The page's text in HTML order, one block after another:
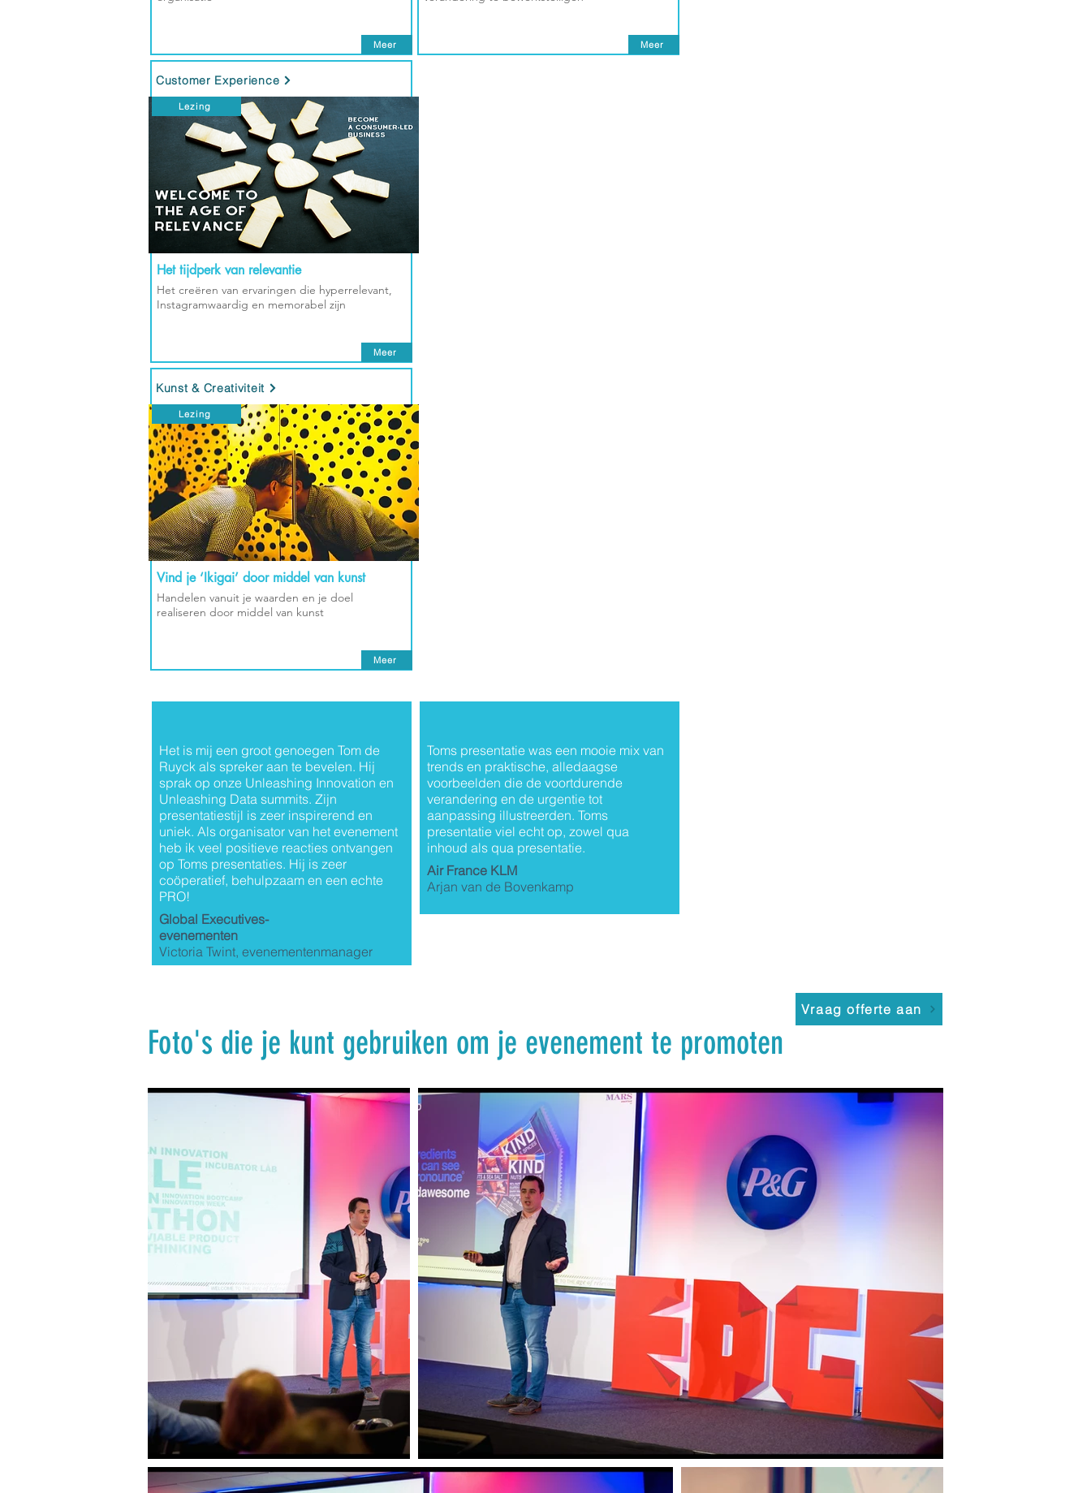
Meer Meer
Customer Experience
Lezing
Het tijdperk van relevantie
Het creëren van ervaringen die hyperrelevant,
Instagramwaardig en memorabel zijn
Meer
Kunst & Creativiteit
Lezing
Vind je ‘Ikigai’ door middel van kunst
Handelen vanuit je waarden en je doel
realiseren door middel van kunst
Meer
Het is mij een groot genoegen Tom de
Ruyck als spreker aan te bevelen. Hij
sprak op onze Unleashing Innovation en
Unleashing Data summits. Zijn
presentatiestijl is zeer inspirerend en
uniek. Als organisator van het evenement
heb ik veel positieve reacties ontvangen
op Toms presentaties. Hij is zeer
coöperatief, behulpzaam en een echte
PRO!
Global Executives-
evenementen
Victoria Twint, evenementenmanager
Toms presentatie was een mooie mix van
trends en praktische, alledaagse
voorbeelden die de voortdurende
verandering en de urgentie tot
aanpassing illustreerden. Toms
presentatie viel echt op, zowel qua
inhoud als qua presentatie.
Air France KLM
Arjan van de Bovenkamp
Foto's die je kunt gebruiken om je evenement te promoten
Vraag offerte aan